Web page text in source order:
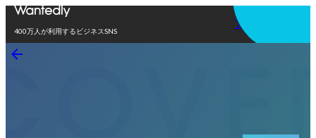
400万人が利用するビジネスSNS
アプリを使う